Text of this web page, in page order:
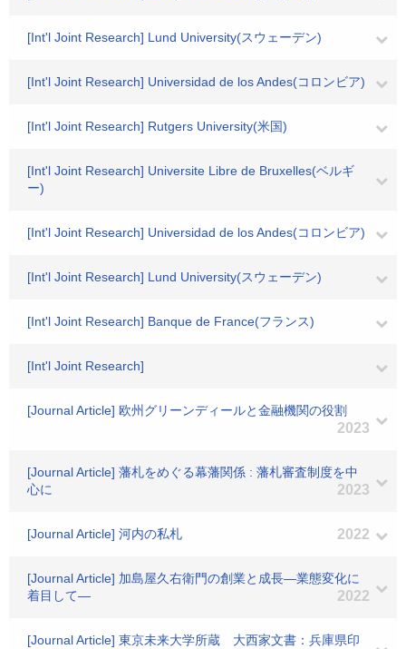
[Int'l Joint Research] Lund University(スウェーデン)
[Int'l Joint Research] Universidad de los Andes(コロンビア)
[Int'l Joint Research] Rutgers University(米国)
[Int'l Joint Research] Universite Libre de Bruxelles(ベルギ
ー)
[Int'l Joint Research] Universidad de los Andes(コロンビア)
[Int'l Joint Research] Lund University(スウェーデン)
[Int'l Joint Research] Banque de France(フランス)
[Int'l Joint Research]
[Journal Article] 欧州グリーンディールと金融機関の役割
2023
[Journal Article] 藩札をめぐる幕藩関係 : 藩札審査制度を中
心に
2023
[Journal Article] 河内の私札 2022
[Journal Article] 加島屋久右衛門の創業と成長―業態変化に
着目して―
2022
[Journal Article] 東京未来大学所蔵 大西家文書：兵庫県印